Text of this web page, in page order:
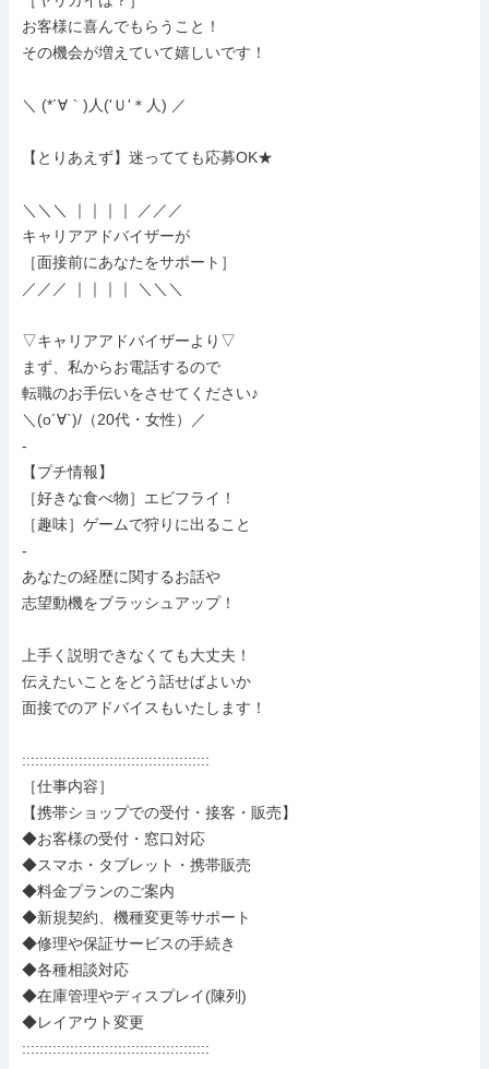
お客様に喜んでもらうこと！
その機会が増えていて嬉しいです！
＼ (*´∀｀)人('Ｕ'＊人) ／
【とりあえず】迷ってても応募OK★
＼＼＼ ｜｜｜｜ ／／／
キャリアアドバイザーが
［面接前にあなたをサポート］
／／／ ｜｜｜｜ ＼＼＼
▽キャリアアドバイザーより▽
まず、私からお電話するので
転職のお手伝いをさせてください♪
＼(o´∀`)/（20代・女性）／
-
【プチ情報】
［好きな食べ物］エビフライ！
［趣味］ゲームで狩りに出ること
-
あなたの経歴に関するお話や
志望動機をブラッシュアップ！
上手く説明できなくても大丈夫！
伝えたいことをどう話せばよいか
面接でのアドバイスもいたします！
:::::::::::::::::::::::::::::::::::::::::::
［仕事内容］
【携帯ショップでの受付・接客・販売】
◆お客様の受付・窓口対応
◆スマホ・タブレット・携帯販売
◆料金プランのご案内
◆新規契約、機種変更等サポート
◆修理や保証サービスの手続き
◆各種相談対応
◆在庫管理やディスプレイ(陳列)
◆レイアウト変更
:::::::::::::::::::::::::::::::::::::::::::